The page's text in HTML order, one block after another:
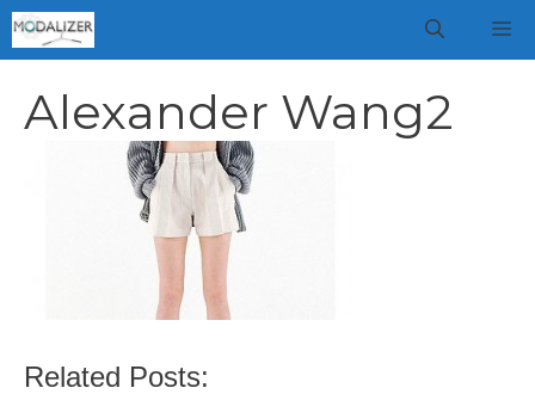
Vai
al
Alexander Wang2
Related Posts: